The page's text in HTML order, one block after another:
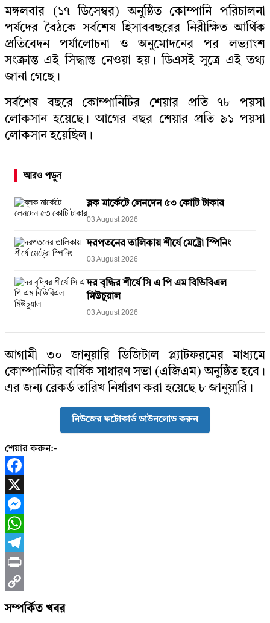
মঙ্গলবার (১৭ ডিসেম্বর) অনুষ্ঠিত কোম্পানি পরিচালনা
পর্ষদের বৈঠকে সর্বশেষ হিসাববছরের নিরীক্ষিত আর্থিক
প্রতিবেদন পর্যালোচনা ও অনুমোদনের পর লভ্যাংশ
সংক্রান্ত এই সিদ্ধান্ত নেওয়া হয়। ডিএসই সূত্রে এই তথ্য
জানা গেছে।
সর্বশেষ বছরে কোম্পানিটির শেয়ার প্রতি ৭৮ পয়সা
লোকসান হয়েছে। আগের বছর শেয়ার প্রতি ৯১ পয়সা
লোকসান হয়েছিল।
আরও পড়ুন
ব্লক মার্কেটে লেনদেন ৫৩ কোটি টাকার
03 August 2026
দরপতনের তালিকায় শীর্ষে মেট্রো স্পিনিং
03 August 2026
দর বৃদ্ধির শীর্ষে সি এ পি এম বিডিবিএল
মিউচুয়াল
03 August 2026
আগামী ৩০ জানুয়ারি ডিজিটাল প্ল্যাটফরমের মাধ্যমে
কোম্পানিটির বার্ষিক সাধারণ সভা (এজিএম) অনুষ্ঠিত হবে।
এর জন্য রেকর্ড তারিখ নির্ধারণ করা হয়েছে ৮ জানুয়ারি।
নিউজের ফটোকার্ড ডাউনলোড করুন
শেয়ার করুন:-
Facebook
X
Messenger
WhatsApp
Telegram
Print
Copy
সম্পর্কিত খবর